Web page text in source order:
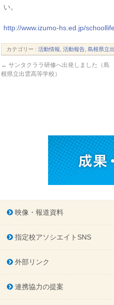
い。
http://www.izumo-hs.ed.jp/
カテゴリー :活動情報 ,活動報告 ,島根県立
← サンタクララ研修へ出発しました（島
根県立出雲高等学校）
映像・報道資料
指定校アソシエイトSNS
外部リンク
連携協力の提案